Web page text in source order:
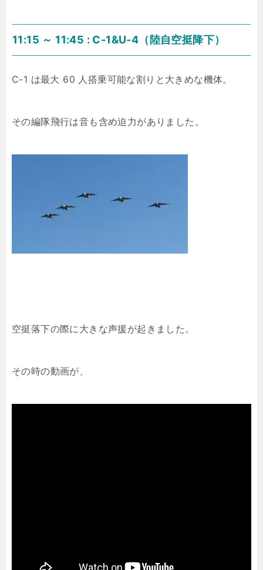
11:15 ～ 11:45 : C-1&U-4（陸自空挺降下）
C-1 は最大 60 人搭乗可能な割りと大きめな機体。
その編隊飛行は音も含め迫力がありました。
空挺落下の際に大きな声援が起きました。
その時の動画が、